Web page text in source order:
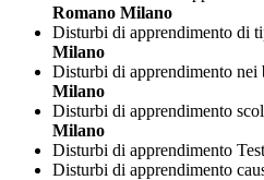
Romano Milano
Disturbi di apprendimento di
Milano
Disturbi di apprendimento nei
Milano
Disturbi di apprendimento
Milano
Disturbi di apprendimento Test
Disturbi di apprendimento